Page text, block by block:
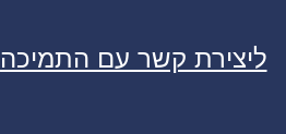
ליצירת קשר עם התמיכה